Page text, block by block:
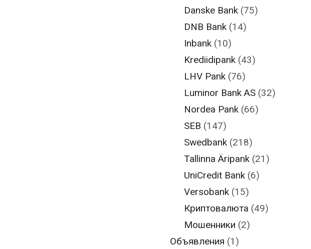
Danske Bank (75)
DNB Bank (14)
Inbank (10)
Krediidipank (43)
LHV Pank (76)
Luminor Bank AS (32)
Nordea Pank (66)
SEB (147)
Swedbank (218)
Tallinna Äripank (21)
UniCredit Bank (6)
Versobank (15)
Криптовалюта (49)
Мошенники (2)
Объявления (1)